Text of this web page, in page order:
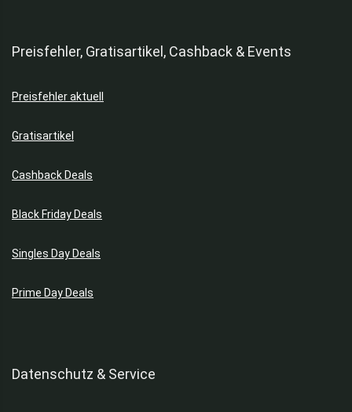
Preisfehler, Gratisartikel, Cashback & Events
Preisfehler aktuell
Gratisartikel
Cashback Deals
Black Friday Deals
Singles Day Deals
Prime Day Deals
Datenschutz & Service